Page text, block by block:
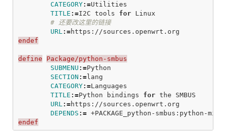
CATEGORY:=Utilities
TITLE :=I2C tools for Linux
URL:=
endef
define
Package/python-smbus
SUBMENU :=Python
SECTION := lang
CATEGORY:=Languages
TITLE :=Python bindings for the SMBUS
URL:=https://sources.openwrt.org
DEPENDS :=
endef